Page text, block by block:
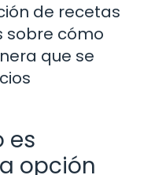
de recetas
sobre cómo
que se
es
opción